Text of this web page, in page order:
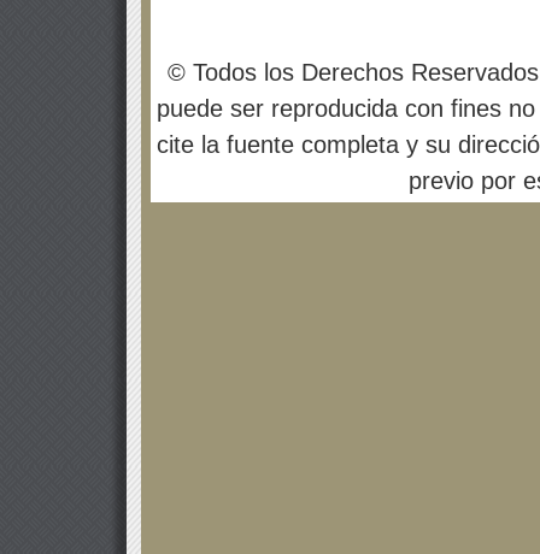
© Todos los Derechos
puede ser reproducida con fines
cite la fuente completa y su
previo por